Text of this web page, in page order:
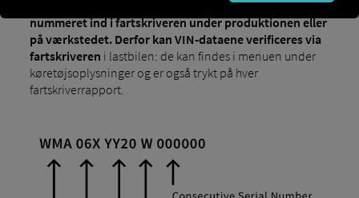
lastbiler. Specifikt for lastbiler programmeres VIN-
nummeret ind i fartskriveren under produktionen eller
på værkstedet. Derfor kan VIN-dataene verificeres via
fartskriveren i lastbilen: de kan findes i menuen under
køretøjsoplysninger og er også trykt på hver
fartskriverrapport.